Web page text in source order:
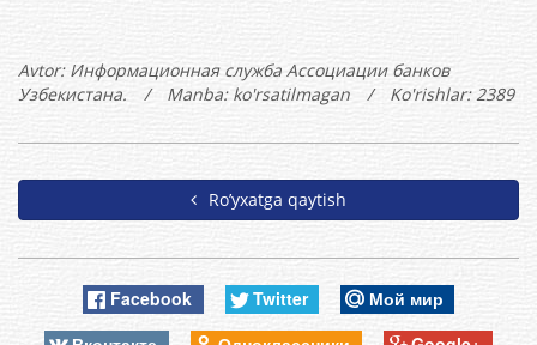
Avtor: Информационная служба Ассоциации банков
Узбекистана.
/ Manba: ko'rsatilmagan / Ko'rishlar: 2389
Ro’yxatga qaytish
Facebook Twitter
Мой мир